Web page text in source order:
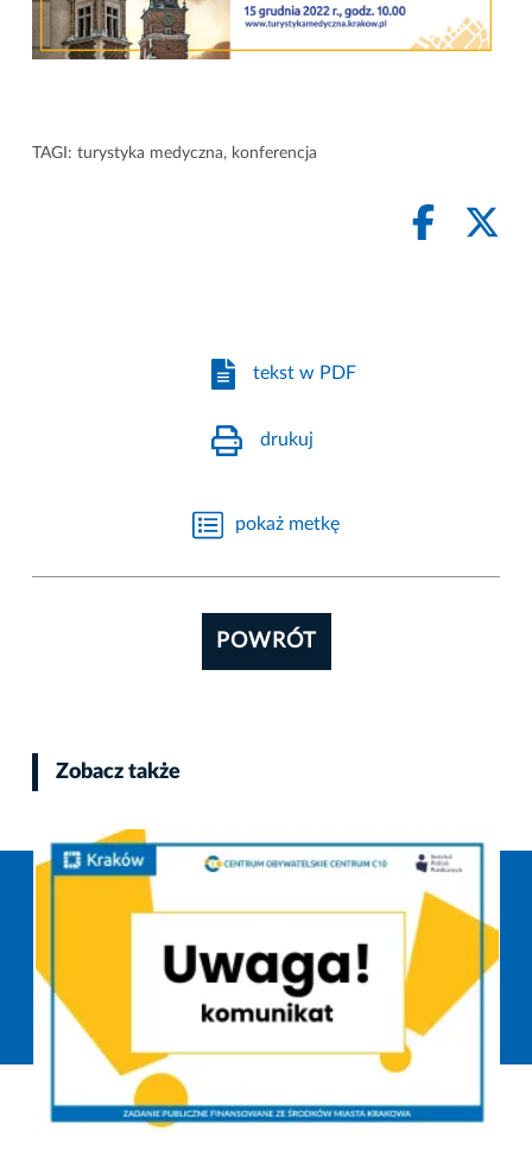
TAGI: turystyka medyczna, konferencja
tekst w PDF
drukuj
pokaż metkę
POWRÓT
Zobacz także